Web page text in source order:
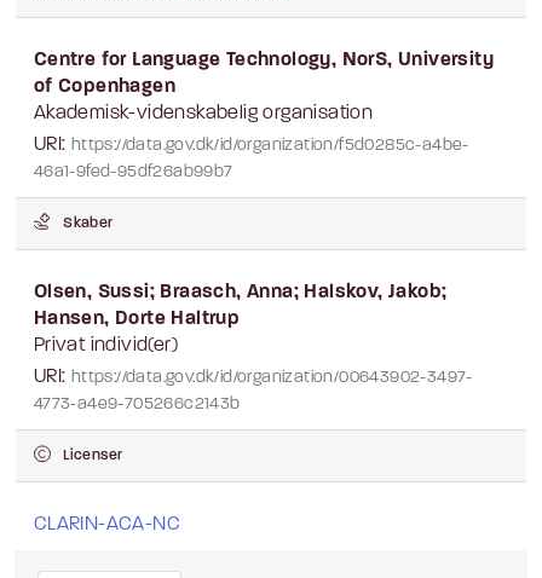
Centre for Language Technology, NorS, University
of Copenhagen
Akademisk-videnskabelig organisation
URI: https://data.gov.dk/id/organization/f5d0285c-a4be-
46a1-9fed-95df26ab99b7
Skaber
Olsen, Sussi; Braasch, Anna; Halskov, Jakob;
Hansen, Dorte Haltrup
Privat individ(er)
URI: https://data.gov.dk/id/organization/00643902-3497-
4773-a4e9-705266c2143b
Licenser
CLARIN-ACA-NC